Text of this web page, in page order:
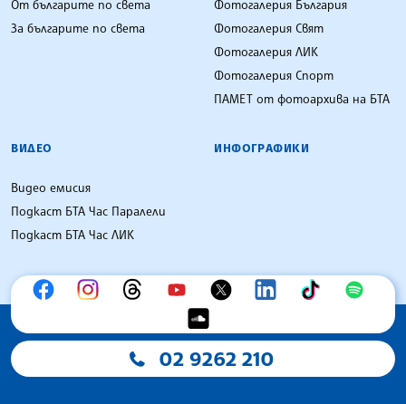
От българите по света
За българите по света
Фотогалерия България
Фотогалерия Свят
Фотогалерия ЛИК
Фотогалерия Спорт
ПАМЕТ от фотоархива на БТА
ВИДЕО
Видео емисия
Подкаст БТА Час Паралели
Подкаст БТА Час ЛИК
ИНФОГРАФИКИ
02 9262 210